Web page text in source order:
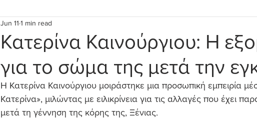
Κατερίνα Καινούργιου: Η
για το σώμα της μετά την
Jun 11 1 min read
Η Κατερίνα Καινούργιου μοιράστηκε μια προσωπική εμπειρία
Κατερίνα», μιλώντας με ειλικρίνεια για τις αλλαγές που έχει
μετά τη γέννηση της κόρης της, Ξένιας.